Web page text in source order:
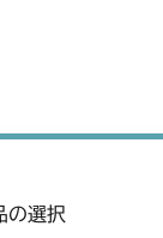
の選択